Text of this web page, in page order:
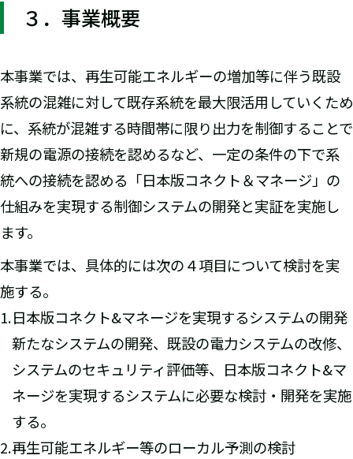
３．事業概要
本事業では、再生可能エネルギーの増加等に伴う既設
系統の混雑に対して既存系統を最大限活用していくため
に、系統が混雑する時間帯に限り出力を制御することで
新規の電源の接続を認めるなど、一定の条件の下で系
統への接続を認める「日本版コネクト＆マネージ」の
仕組みを実現する制御システムの開発と実証を実施し
ます。
本事業では、具体的には次の４項目について検討を実
施する。
日本版コネクト&マネージを実現するシステムの開発
新たなシステムの開発、既設の電力システムの改修、
システムのセキュリティ評価等、日本版コネクト&マ
ネージを実現するシステムに必要な検討・開発を実施
する。
再生可能エネルギー等のローカル予測の検討